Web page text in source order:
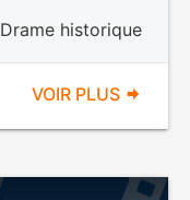
Drame historique
VOIR PLUS